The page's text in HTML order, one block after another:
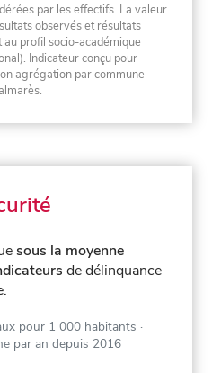
par les effectifs. La valeur
observés et résultats
profil socio-académique
Indicateur conçu pour
agrégation par commune
sous la moyenne
de délinquance
pour 1 000 habitants ·
par an depuis 2016